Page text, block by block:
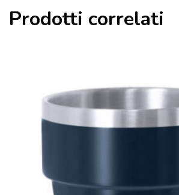
Prodotti correlati